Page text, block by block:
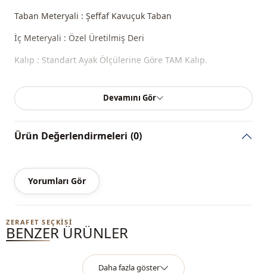
Taban Meteryali : Şeffaf Kavuçuk Taban
İç Meteryali : Özel Üretilmiş Deri
Kalıp : Standart Ayak Ölçülerine Göre TAM Kalıp.
Devamını Gör
Ürün Değerlendirmeleri (0)
Yorumları Gör
ZERAFET SEÇKISI
BENZER ÜRÜNLER
Daha fazla göster